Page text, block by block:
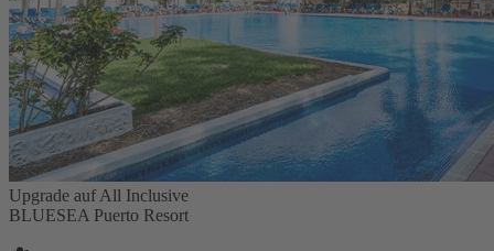
Upgrade auf All Inclusive
BLUESEA Puerto Resort